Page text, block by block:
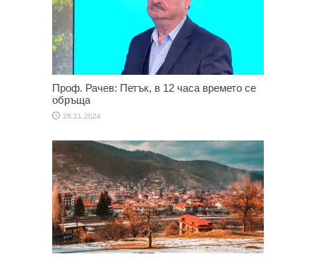
Проф. Рачев: Петък, в 12 часа времето се
обръща
26.11.2024